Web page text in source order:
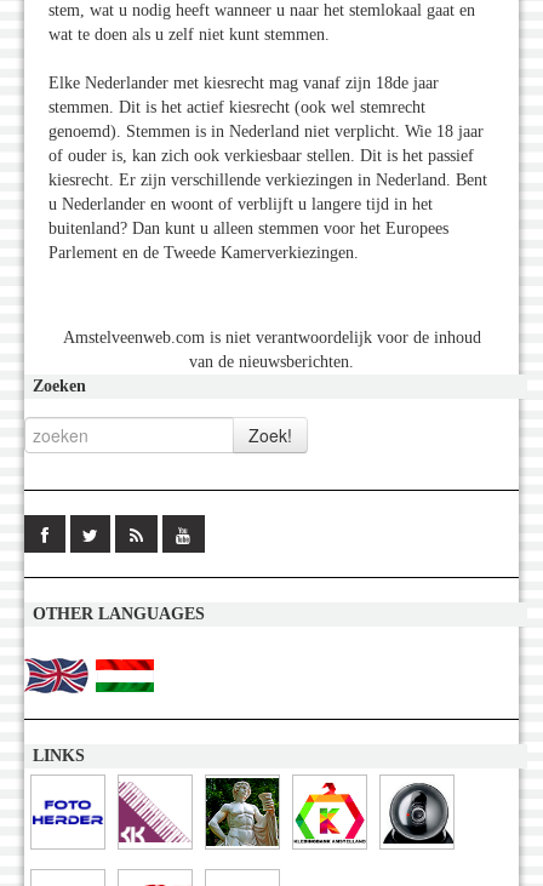
stem, wat u nodig heeft wanneer u naar het stemlokaal gaat en
wat te doen als u zelf niet kunt stemmen.
Elke Nederlander met kiesrecht mag vanaf zijn 18de jaar
stemmen. Dit is het actief kiesrecht (ook wel stemrecht
genoemd). Stemmen is in Nederland niet verplicht. Wie 18 jaar
of ouder is, kan zich ook verkiesbaar stellen. Dit is het passief
kiesrecht. Er zijn verschillende verkiezingen in Nederland. Bent
u Nederlander en woont of verblijft u langere tijd in het
buitenland? Dan kunt u alleen stemmen voor het Europees
Parlement en de Tweede Kamerverkiezingen.
Amstelveenweb.com is niet verantwoordelijk voor de inhoud
van de nieuwsberichten.
Zoeken
OTHER LANGUAGES
LINKS